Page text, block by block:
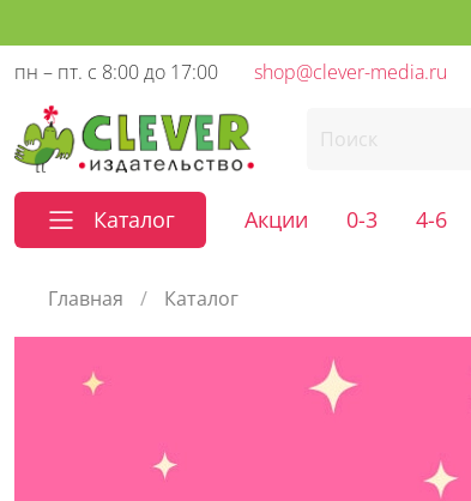
пн – пт. с 8:00 до 17:00
shop@clever-media.ru
Каталог Акции 0-3 4-6
Главная Каталог